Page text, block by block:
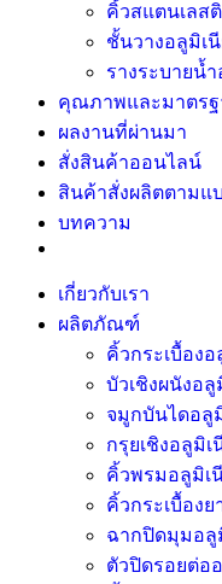
คิ้วสแตนเลสติ
ชั้นวางอลูมิเ
รางระบายน้
คุณภาพและมาตร
ผลงานที่ผ่านมา
สั่งสินค้าออนไลน์
สินค้าสั่งผลิตตามแ
บทความ
เกี่ยวกับเรา
ผลิตภัณฑ์
คิ้วกระเบื้องอ
บัวเชิงผนังอลู
จมูกบันไดอลู
กรุยเชิงอลูมิเ
คิ้วพรมอลูมิเ
คิ้วกระเบื้องย
ฉากปิดมุมอลู
ตัวปิดรอยต่อ